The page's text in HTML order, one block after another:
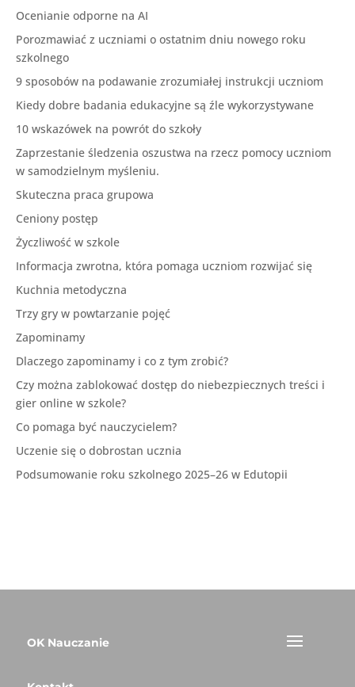
Ocenianie odporne na AI
Porozmawiać z uczniami o ostatnim dniu nowego roku
szkolnego
9 sposobów na podawanie zrozumiałej instrukcji uczniom
Kiedy dobre badania edukacyjne są źle wykorzystywane
10 wskazówek na powrót do szkoły
Zaprzestanie śledzenia oszustwa na rzecz pomocy uczniom
w samodzielnym myśleniu.
Skuteczna praca grupowa
Ceniony postęp
Życzliwość w szkole
Informacja zwrotna, która pomaga uczniom rozwijać się
Kuchnia metodyczna
Trzy gry w powtarzanie pojęć
Zapominamy
Dlaczego zapominamy i co z tym zrobić?
Czy można zablokować dostęp do niebezpiecznych treści i
gier online w szkole?
Co pomaga być nauczycielem?
Uczenie się o dobrostan ucznia
Podsumowanie roku szkolnego 2025–26 w Edutopii
OK Nauczanie